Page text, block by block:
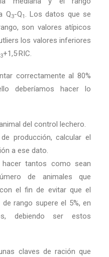
Q3-Q1 . Los datos que se
son valores atípicos
los valores inferiores
3+1,5·RIC.
correctamente al 80%
deberíamos hacer lo
del control lechero.
producción, calcular el
a ese dato.
tantos como sean
de animales que
el fin de evitar que el
rango supere el 5%, en
debiendo ser estos
claves de ración que